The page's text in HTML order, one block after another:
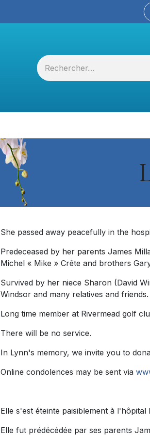
She passed away peacefully in the
Predeceased by her parents James
Michel « Mike » Crête and brothers
Survived by her niece Sharon (David
Windsor and many relatives and friends.
Long time member at Rivermead golf
There will be no service.
In Lynn's memory, we invite you to
Online condolences may be sent via
Elle s'est éteinte paisiblement à
Elle fut prédécédée par ses parents